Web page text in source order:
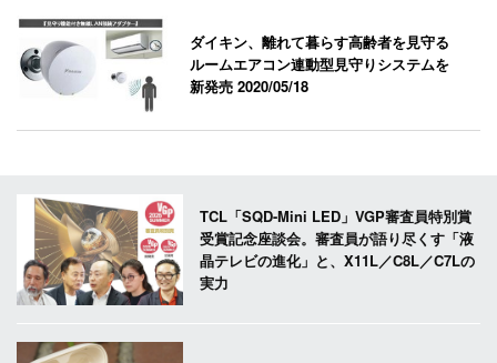
ダイキン、離れて暮らす高齢者を見守る
ルームエアコン連動型見守りシステムを
新発売2020/05/18
TCL「SQD-Mini LED」VGP審査員特別賞
受賞記念座談会。審査員が語り尽くす「液
晶テレビの進化」と、X11L／C8L／C7Lの
実力